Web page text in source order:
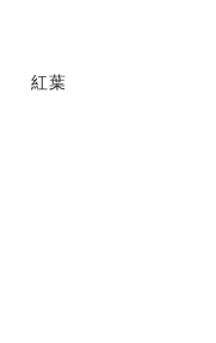
紅葉